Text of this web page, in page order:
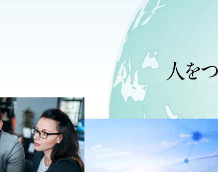
グループ広報誌
広報・企業広告ライブラリ
個人株主・投資家の皆様へ
IRカレンダー
よくあるご質問
電子公告
ダイワボウ情報システム株式会社
株式会社オーエム製作所
サステナビリティトップ
マテリアリティ（重要課題）
「社会・産業」の創造と革新を支える
「環境」との共生を支える
「人」を大事にする
ガバナンス
ISO取得状況
ESGデータ
CSR調達ガイドライン
統合報告書